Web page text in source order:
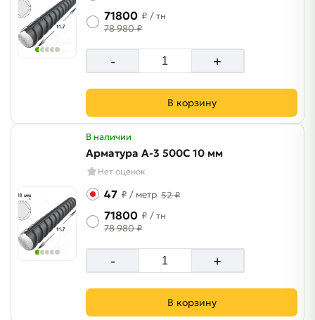
71800 ₽ / тн
78 980 ₽
- +
В корзину
В наличии
Арматура A-3 500C 10 мм
Нет оценок
47 ₽ / метр 52 ₽
71800 ₽ / тн
78 980 ₽
- +
В корзину